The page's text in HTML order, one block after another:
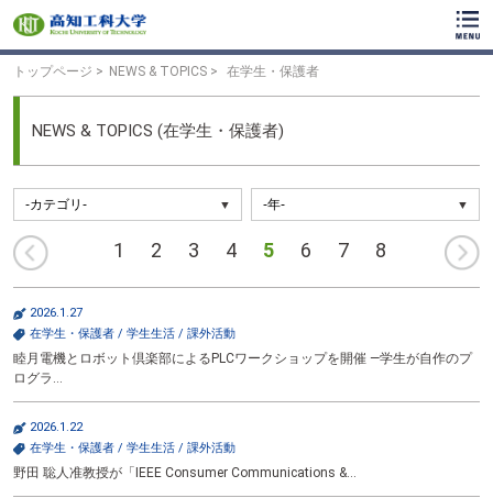
ッ
トップページ NEWS & TOPICS 在学生・保護者
NEWS & TOPICS (在学生・保護者)
1 2 3 4 5 6 7 8
2026.1.27
在学生・保護者 / 学生生活 / 課外活動
睦月電機とロボット倶楽部によるPLCワークショップを開催 ―学生が自作のプ
ログラ…
2026.1.22
在学生・保護者 / 学生生活 / 課外活動
野田 聡人准教授が「IEEE Consumer Communications &…